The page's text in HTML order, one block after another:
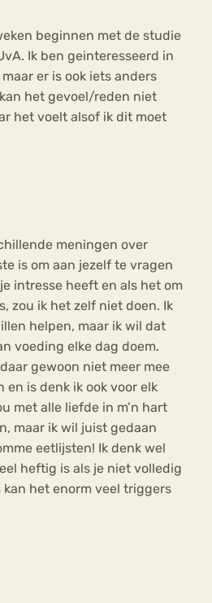
beginnen met de studie
Ik ben geinteresseerd in
er is ook iets anders
het gevoel/reden niet
het voelt alsof ik dit moet
meningen over
is om aan jezelf te vragen
intresse heeft en als het om
zou ik het zelf niet doen. Ik
helpen, maar ik wil dat
voeding elke dag doem.
gewoon niet meer mee
en is denk ik ook voor elk
met alle liefde in m’n hart
maar ik wil juist gedaan
eetlijsten! Ik denk wel
heftig is als je niet volledig
het enorm veel triggers